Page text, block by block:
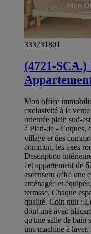
333731801
(4721-SCA.)
Mon office
exclusivité à la
orientée plein sud-
à Plan-de - Cuques,
village et des
commun, les axes
Description
cet appartement de
ascenseur offre une
aménagée et
terrasse. Chaque
qualité. Coin nuit :
dont une avec
qu'une salle de bain
une machine à